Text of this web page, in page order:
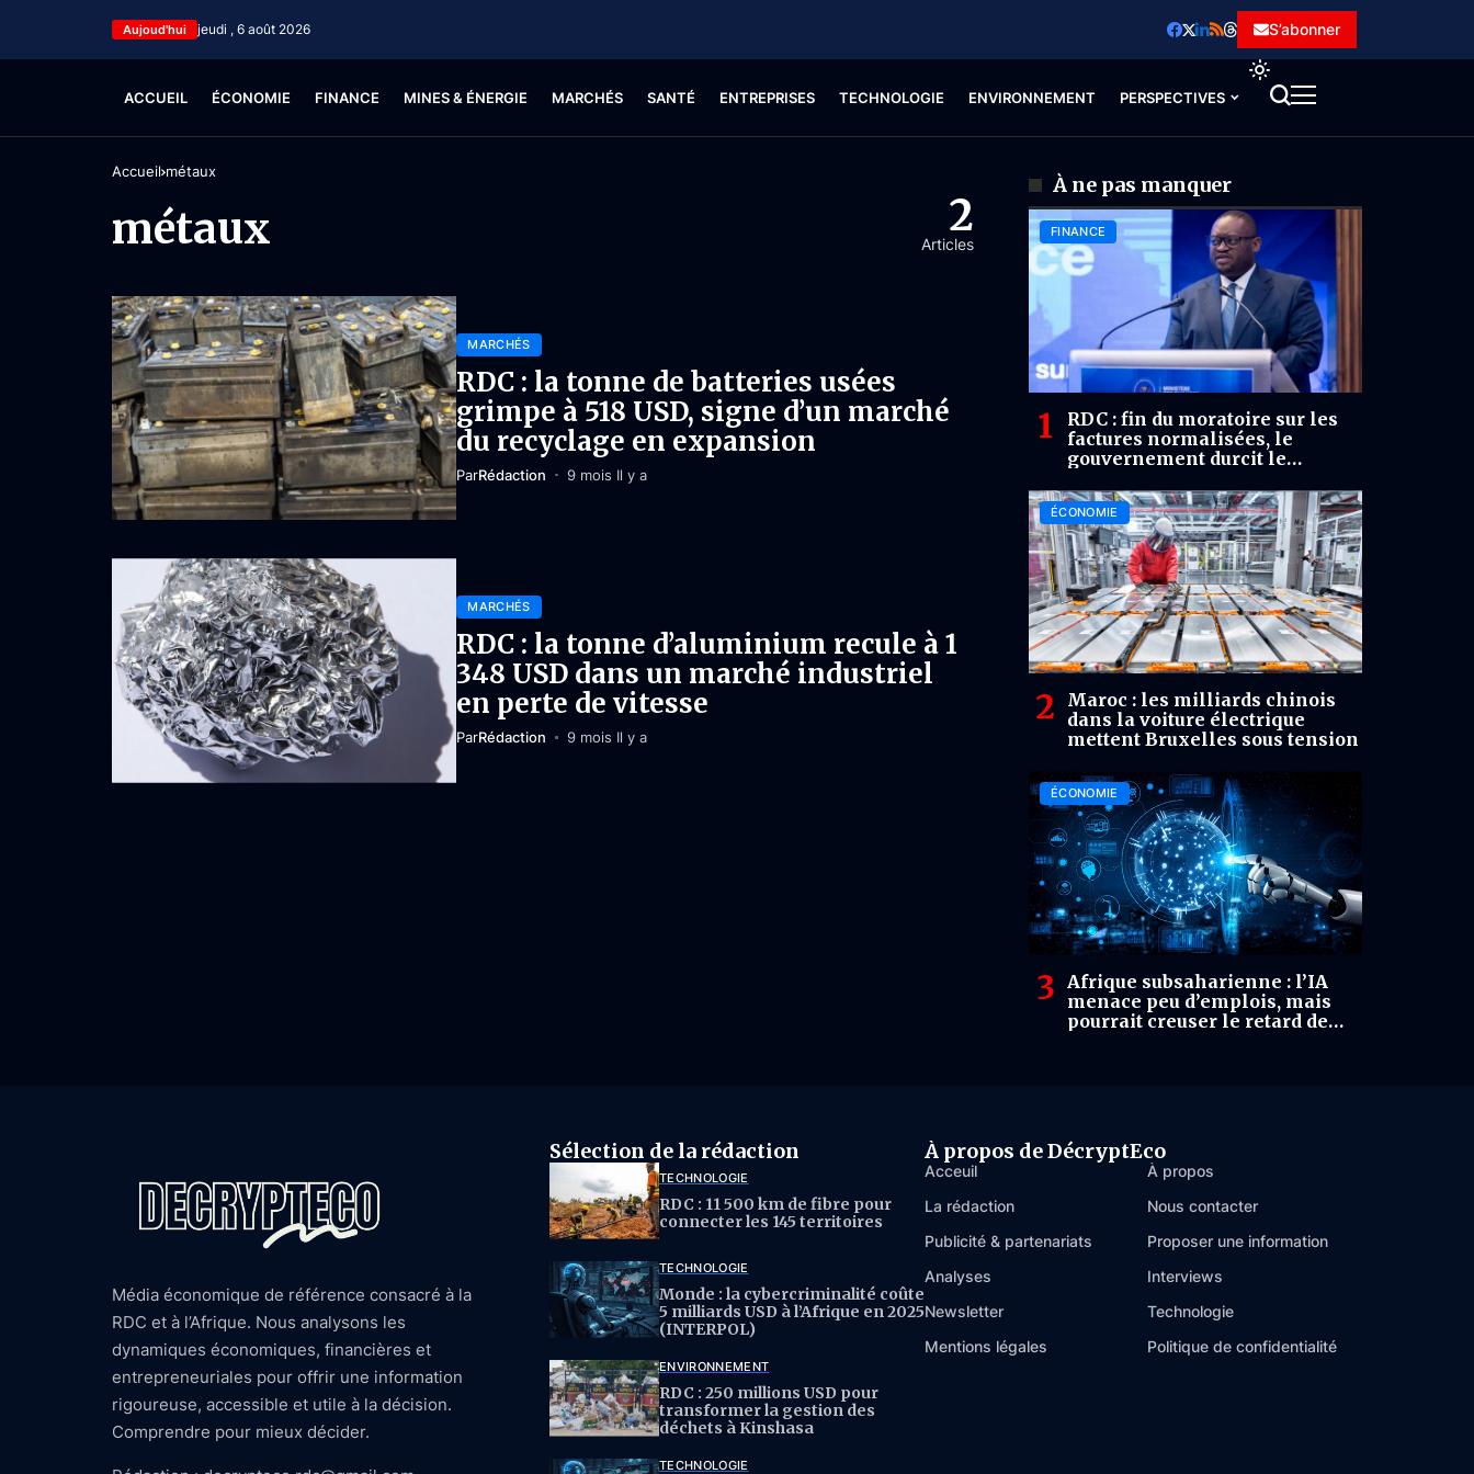
Aujoud'hui jeudi , 6 août 2026 S’abonner
ACCUEIL ÉCONOMIE FINANCE MINES & ÉNERGIE MARCHÉS SANTÉ ENTREPRISES TECHNOLOGIE ENVIRONNEMENT PERSPECTIVES
Accueil métaux
métaux 2
Articles
MARCHÉS
RDC : la tonne de batteries usées
grimpe à 518 USD, signe d’un marché
du recyclage en expansion
ParRédaction 9 mois Il y a
MARCHÉS
RDC : la tonne d’aluminium recule à 1
348 USD dans un marché industriel
en perte de vitesse
ParRédaction 9 mois Il y a
À ne pas manquer
FINANCE
RDC : fin du moratoire sur les
factures normalisées, le
gouvernement durcit le
ÉCONOMIE
Maroc : les milliards chinois
dans la voiture électrique
mettent Bruxelles sous tension
ÉCONOMIE
Afrique subsaharienne : l’IA
menace peu d’emplois, mais
pourrait creuser le retard de
Média économique de référence consacré à la
RDC et à l’Afrique. Nous analysons les
dynamiques économiques, financières et
entrepreneuriales pour offrir une information
rigoureuse, accessible et utile à la décision.
Comprendre pour mieux décider.
Sélection de la rédaction
TECHNOLOGIE
RDC : 11 500 km de fibre pour
connecter les 145 territoires
TECHNOLOGIE
Monde : la cybercriminalité coûte
5 milliards USD à l’Afrique en 2025
(INTERPOL)
ENVIRONNEMENT
RDC : 250 millions USD pour
transformer la gestion des
déchets à Kinshasa
TECHNOLOGIE
À propos de DécryptEco
Acceuil
À propos
La rédaction
Nous contacter
Publicité & partenariats
Proposer une information
Analyses
Interviews
Newsletter
Technologie
Mentions légales
Politique de confidentialité